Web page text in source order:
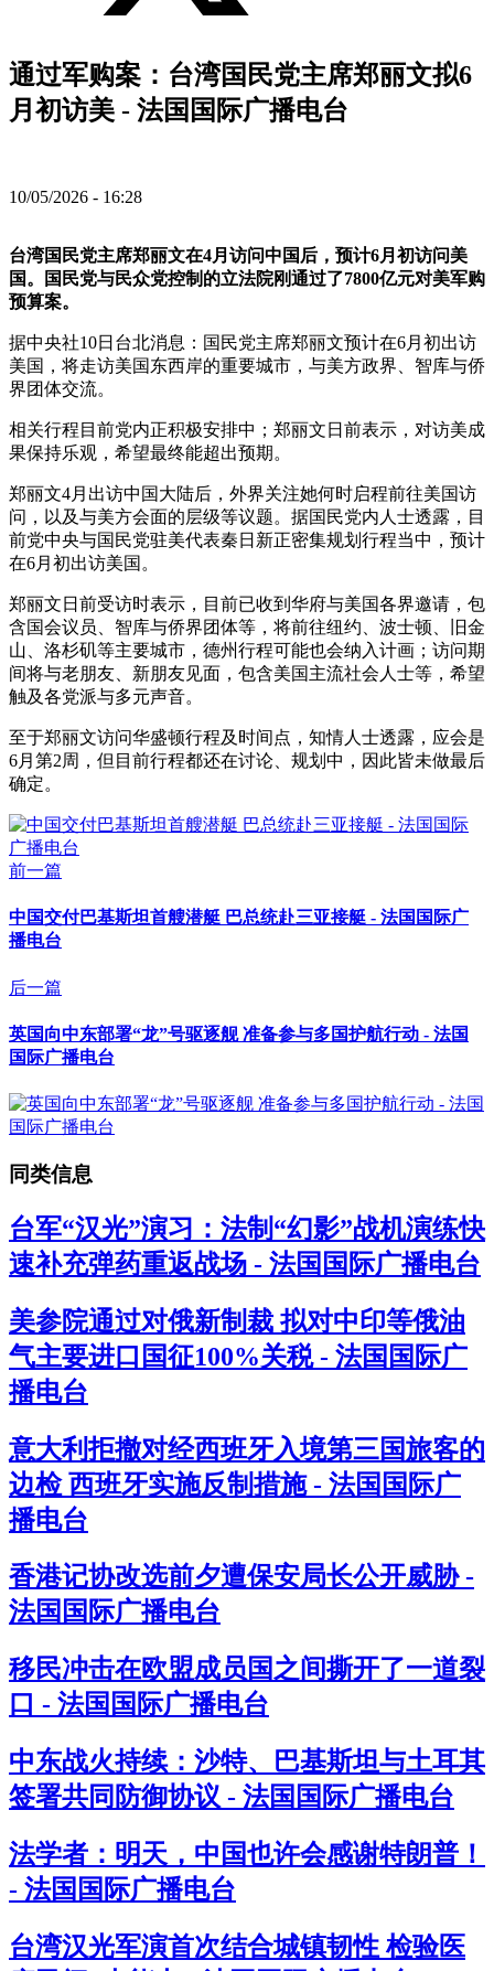
通过军购案：台湾国民党主席郑丽文拟6
月初访美 - 法国国际广播电台
10/05/2026 - 16:28
台湾国民党主席郑丽文在4月访问中国后，预计6月初访问美
国。国民党与民众党控制的立法院刚通过了7800亿元对美军购
预算案。
据中央社10日台北消息：国民党主席郑丽文预计在6月初出访
美国，将走访美国东西岸的重要城市，与美方政界、智库与侨
界团体交流。
相关行程目前党内正积极安排中；郑丽文日前表示，对访美成
果保持乐观，希望最终能超出预期。
郑丽文4月出访中国大陆后，外界关注她何时启程前往美国访
问，以及与美方会面的层级等议题。据国民党内人士透露，目
前党中央与国民党驻美代表秦日新正密集规划行程当中，预计
在6月初出访美国。
郑丽文日前受访时表示，目前已收到华府与美国各界邀请，包
含国会议员、智库与侨界团体等，将前往纽约、波士顿、旧金
山、洛杉矶等主要城市，德州行程可能也会纳入计画；访问期
间将与老朋友、新朋友见面，包含美国主流社会人士等，希望
触及各党派与多元声音。
至于郑丽文访问华盛顿行程及时间点，知情人士透露，应会是
6月第2周，但目前行程都还在讨论、规划中，因此皆未做最后
确定。
前一篇
中国交付巴基斯坦首艘潜艇 巴总统赴三亚接艇 - 法国国际广
播电台
后一篇
英国向中东部署“龙”号驱逐舰 准备参与多国护航行动 - 法国
国际广播电台
同类信息
台军“汉光”演习：法制“幻影”战机演练快
速补充弹药重返战场 - 法国国际广播电台
美参院通过对俄新制裁 拟对中印等俄油
气主要进口国征100%关税 - 法国国际广
播电台
意大利拒撤对经西班牙入境第三国旅客的
边检 西班牙实施反制措施 - 法国国际广
播电台
香港记协改选前夕遭保安局长公开威胁 -
法国国际广播电台
移民冲击在欧盟成员国之间撕开了一道裂
口 - 法国国际广播电台
中东战火持续：沙特、巴基斯坦与土耳其
签署共同防御协议 - 法国国际广播电台
法学者：明天，中国也许会感谢特朗普！
- 法国国际广播电台
台湾汉光军演首次结合城镇韧性 检验医